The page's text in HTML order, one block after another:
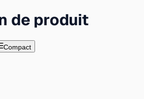
de produit
Compact